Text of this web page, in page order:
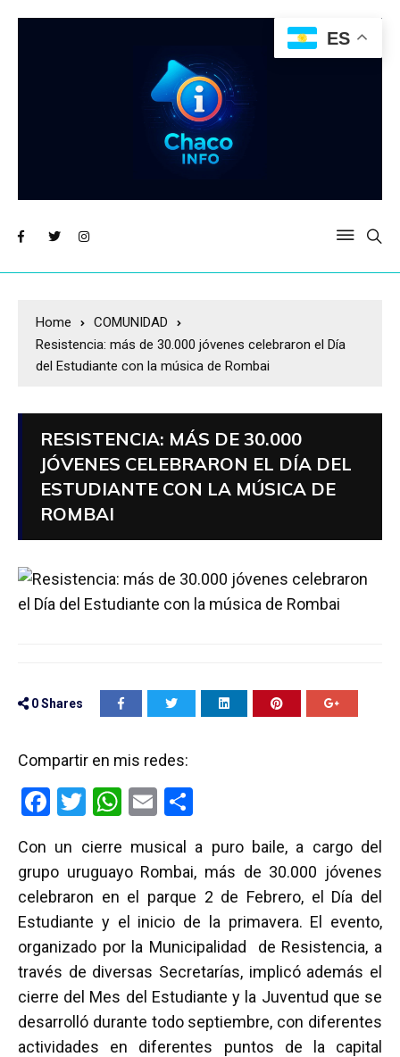
Home
COMUNIDAD
Resistencia: más de 30.000 jóvenes celebraron el Día
del Estudiante con la música de Rombai
RESISTENCIA: MÁS DE 30.000
JÓVENES CELEBRARON EL DÍA DEL
ESTUDIANTE CON LA MÚSICA DE
ROMBAI
0Shares
Compartir en mis redes:
F
ce
b
o
o
k
T
tt
er
W
at
s
A
p
p
E
ail m
p
ar
tir
Con un cierre musical a puro baile, a cargo del
grupo uruguayo Rombai, más de 30.000 jóvenes
celebraron en el parque 2 de Febrero, el Día del
Estudiante y el inicio de la primavera. El evento,
organizado por la Municipalidad de Resistencia, a
través de diversas Secretarías, implicó además el
cierre del Mes del Estudiante y la Juventud que se
desarrolló durante todo septiembre, con diferentes
actividades en diferentes puntos de la capital
ES